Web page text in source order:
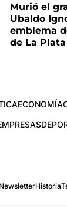
Murió el
Ubaldo
emblema
de La Plata
ECONOMÍA
Historia